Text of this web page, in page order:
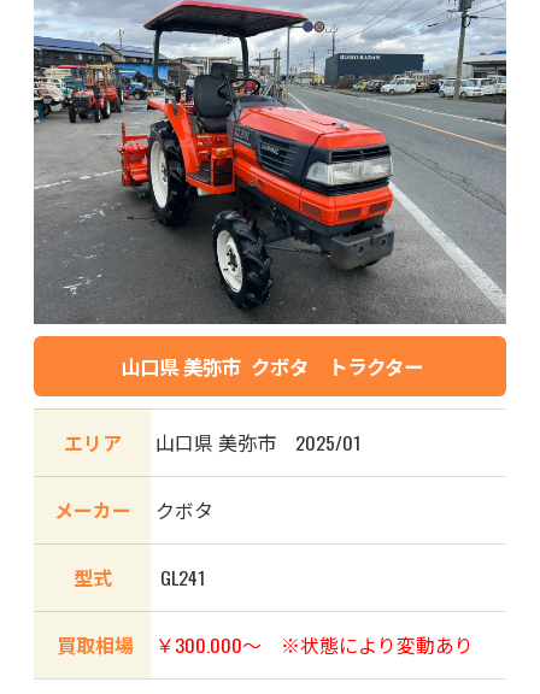
山口県 美弥市 クボタ トラクター
エリア 山口県 美弥市 2025/01
メーカー クボタ
型式 GL241
買取相場 ￥300.000〜 ※状態により変動あり